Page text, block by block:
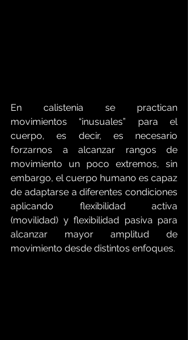
En calistenia se practican
movimientos “inusuales” para el
cuerpo, es decir, es necesario
forzarnos a alcanzar rangos de
movimiento un poco extremos, sin
embargo, el cuerpo humano es capaz
de adaptarse a diferentes condiciones
aplicando flexibilidad activa
(movilidad) y flexibilidad pasiva para
alcanzar mayor amplitud de
movimiento desde distintos enfoques.